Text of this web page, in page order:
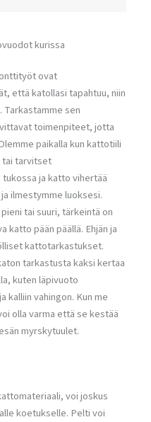
kurissa
ovat
että katollasi tapahtuu, niin
sen
toimenpiteet, jotta
paikalla kun kattotiili
tai tarvitset
ja katto vihertää
ilmestymme luoksesi.
tai suuri, tärkeintä on
katto pään päällä. Ehjän ja
kattotarkastukset.
tarkastusta kaksi kertaa
kuten läpivuoto
kalliin vahingon. Kun me
olla varma että se kestää
myrskytuulet.
voi joskus
koetukselle. Pelti voi